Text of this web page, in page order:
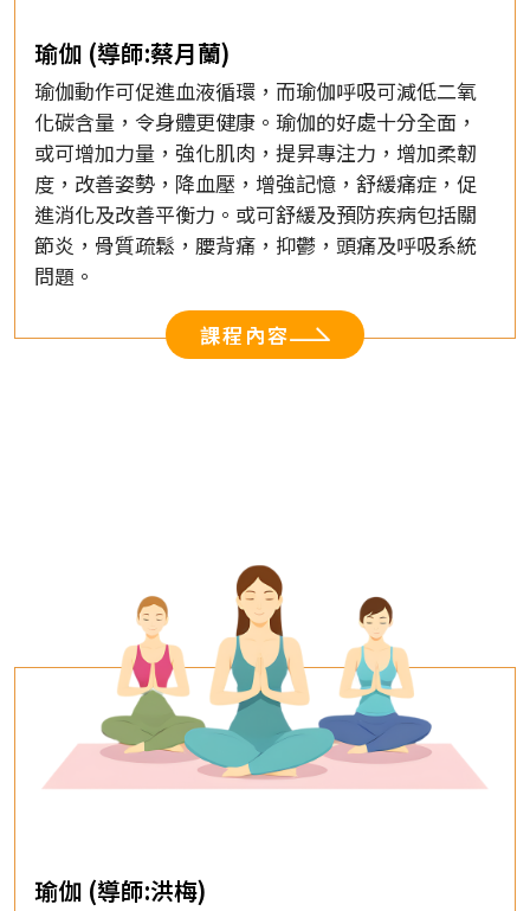
瑜伽 (導師:蔡月蘭)
瑜伽動作可促進血液循環，而瑜伽呼吸可減低二氧
化碳含量，令身體更健康。瑜伽的好處十分全面，
或可增加力量，強化肌肉，提昇專注力，增加柔韌
度，改善姿勢，降血壓，增強記憶，舒緩痛症，促
進消化及改善平衡力。或可舒緩及預防疾病包括關
節炎，骨質疏鬆，腰背痛，抑鬱，頭痛及呼吸系統
問題。
課程內容
瑜伽 (導師:洪梅)